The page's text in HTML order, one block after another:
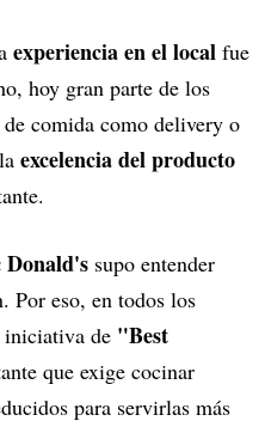
experiencia en el local fue
hoy gran parte de los
comida como delivery o
excelencia del producto
supo entender
Por eso, en todos los
iniciativa de "Best
que exige cocinar
para servirlas más